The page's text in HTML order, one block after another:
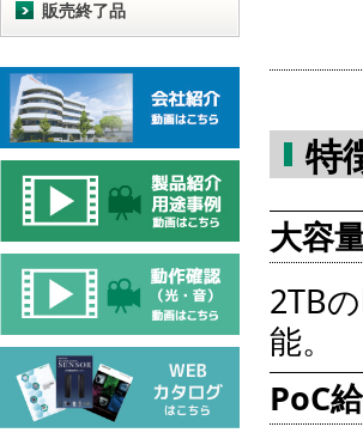
特
大容
2TB
能。
PoC
販売終了品